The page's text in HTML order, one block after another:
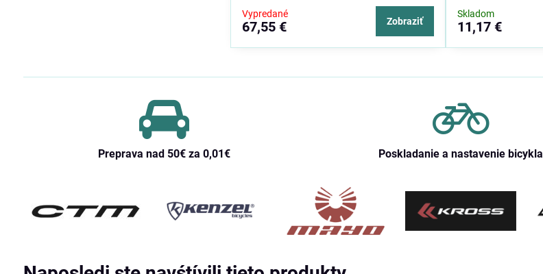
Vypredané
67,55 € Zobraziť
Skladom
11,17 €
Preprava nad 50€ za 0,01€ Poskladanie a nastavenie bicykla